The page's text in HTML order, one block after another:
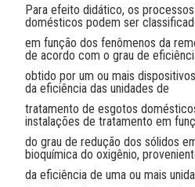
Para efeito didático, os
domésticos podem ser
em função dos fenômenos da
de acordo com o grau de
obtido por um ou mais
da eficiência das unidades de
tratamento de esgotos
instalações de tratamento em
do grau de redução dos sólidos
bioquímica do oxigênio,
da eficiência de uma ou mais